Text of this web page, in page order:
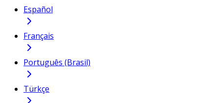
Español
Français
Português (Brasil)
Türkçe